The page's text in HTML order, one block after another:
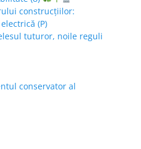
construcțiilor:
(P)
tuturor, noile reguli
conservator al